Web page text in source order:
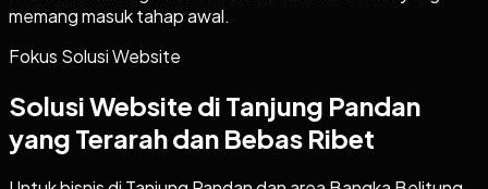
memang masuk tahap awal.
Fokus Solusi Website
Solusi Website di Tanjung Pandan
yang Terarah dan Bebas Ribet